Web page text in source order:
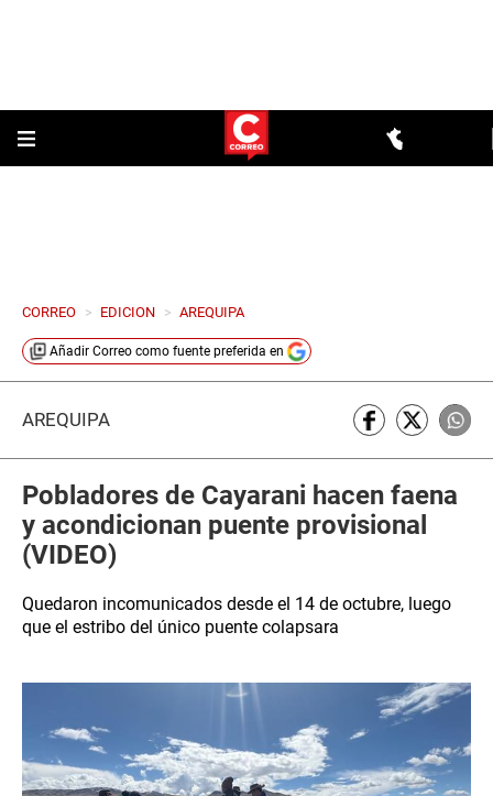
CORREO > EDICION > AREQUIPA
Añadir Correo como fuente preferida en
AREQUIPA
Pobladores de Cayarani hacen faena
y acondicionan puente provisional
(VIDEO)
Quedaron incomunicados desde el 14 de octubre, luego
que el estribo del único puente colapsara